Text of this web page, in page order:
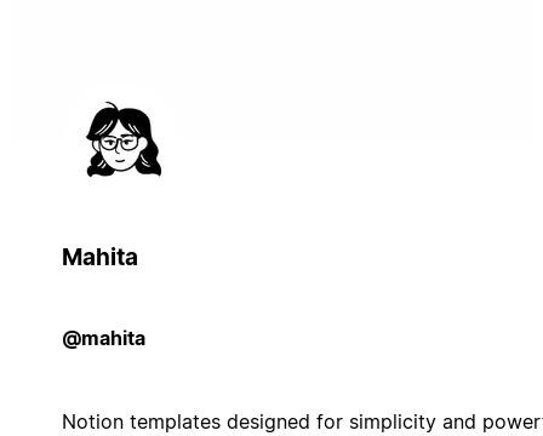
Mahita
@mahita
Notion templates designed for simplicity and